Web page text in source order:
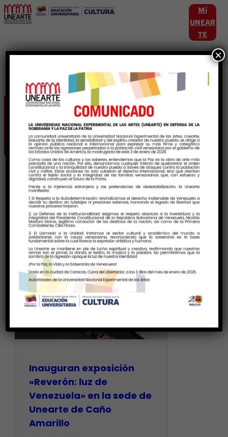
Mi
UNEAR
TE
Etiqueta:Organologia
Inauguran exposición
«Reverón: luz de
Venezuela» en la sede de
Unearte de Caño
Amarillo
×